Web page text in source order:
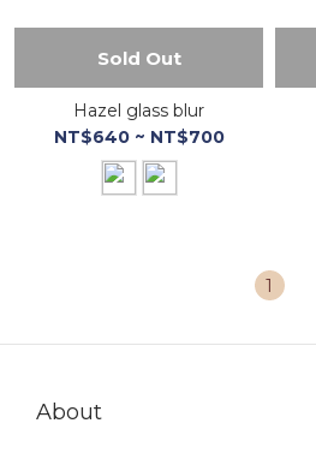
Sold Out
Hazel glass blur
NT$640 ~ NT$700
1
About